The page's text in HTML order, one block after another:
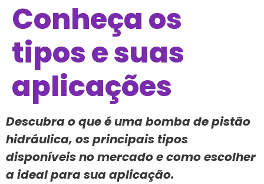
Conheça os
tipos e suas
aplicações
Descubra o que é uma bomba de pistão
hidráulica, os principais tipos
disponíveis no mercado e como escolher
a ideal para sua aplicação.